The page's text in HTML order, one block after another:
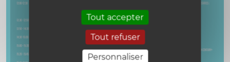
Tout accepter
Tout refuser
Personnaliser